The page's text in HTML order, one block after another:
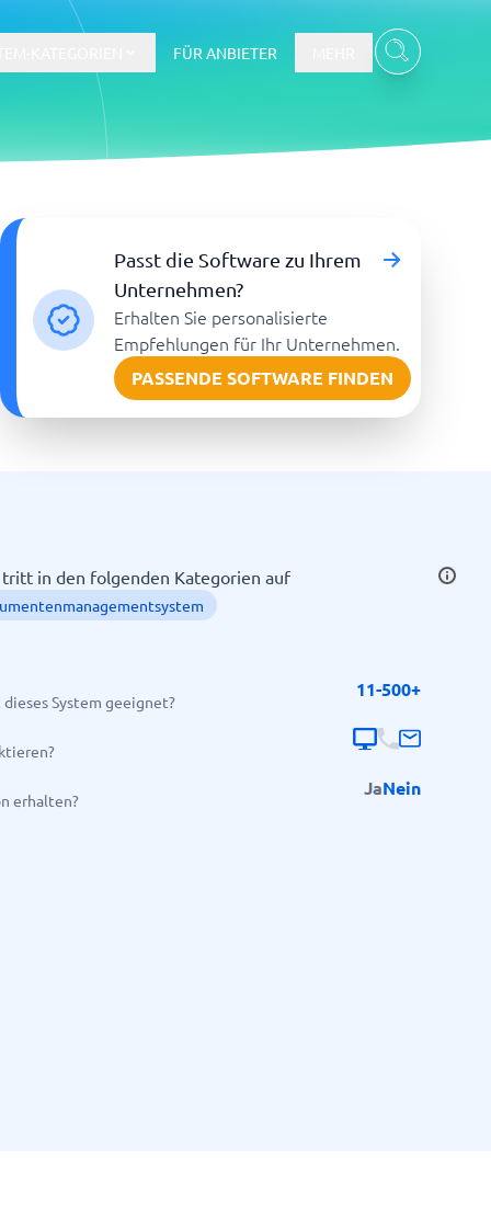
Ticketsystem und Helpdesk
Alle Kategorien anzeigen→
FÜR ANBIETER
Passt die Software zu Ihrem
Unternehmen?
Erhalten Sie personalisierte
Empfehlungen für Ihr Unternehmen.
PASSENDE SOFTWARE FINDEN
in den folgenden Kategorien auf
System geeignet?
11-500+
erhalten?
JaNein